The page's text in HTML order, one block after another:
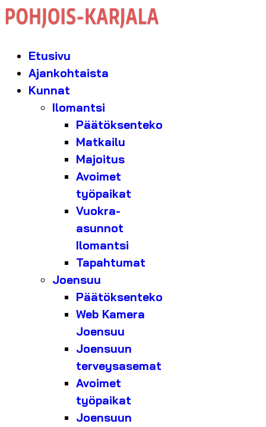
Etusivu
Ajankohtaista
Kunnat
Ilomantsi
Päätöksenteko
Matkailu
Majoitus
Avoimet
työpaikat
Vuokra-
asunnot
Ilomantsi
Tapahtumat
Joensuu
Päätöksenteko
Web Kamera
Joensuu
Joensuun
terveysasemat
Avoimet
työpaikat
Joensuun